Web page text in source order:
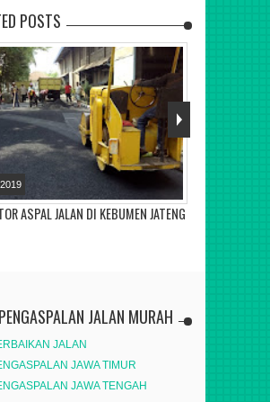
POSTS
ASPAL JALAN DI KEBUMEN JATENG
2019
JALAN MURAH
JALAN
JAWA TIMUR
JAWA TENGAH